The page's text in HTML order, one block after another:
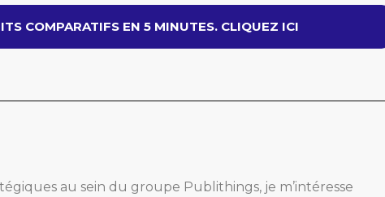
COMPARATIFS EN 5 MINUTES. CLIQUEZ ICI
au sein du groupe Publithings, je m’intéresse